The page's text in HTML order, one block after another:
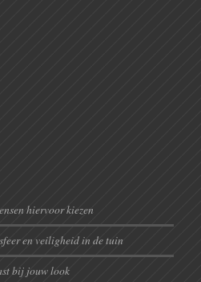
hiervoor kiezen
en veiligheid in de tuin
bij jouw look